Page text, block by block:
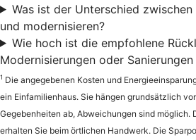
Was ist der Unterschied
und modernisieren?
Wie hoch ist die empfohlene
Modernisierungen oder
1 Die angegebenen Kosten und
ein Einfamilienhaus. Sie hängen grundsätzlich
Gegebenheiten ab, Abweichungen sind möglich.
erhalten Sie beim örtlichen Handwerk. Die